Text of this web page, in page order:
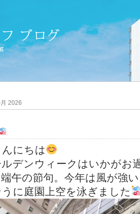
2026
にちは
デンウィークはいかがお
端午の節句。今年は風が強
に庭園上空を泳ぎました